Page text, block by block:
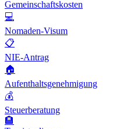
Gemeinschaftskosten
💻
Nomaden-Visum
📋
NIE-Antrag
🏠
Aufenthaltsgenehmigung
💰
Steuerberatung
🏨